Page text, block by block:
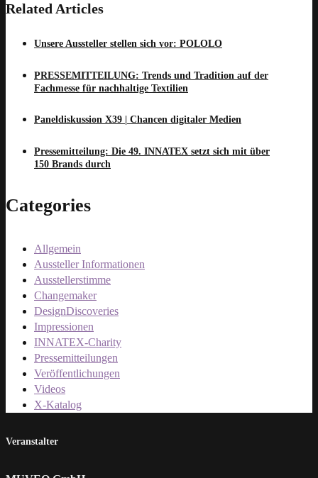
Related Articles
Unsere Aussteller stellen sich vor: POLOLO
PRESSEMITTEILUNG: Trends und Tradition auf der
Fachmesse für nachhaltige Textilien
Paneldiskussion X39 | Chancen digitaler Medien
Pressemitteilung: Die 49. INNATEX setzt sich mit über
150 Brands durch
Categories
Allgemein
Aussteller Informationen
Ausstellerstimme
Changemaker
DesignDiscoveries
Impressionen
INNATEX-Charity
Pressemitteilungen
Veröffentlichungen
Videos
X-Katalog
Veranstalter